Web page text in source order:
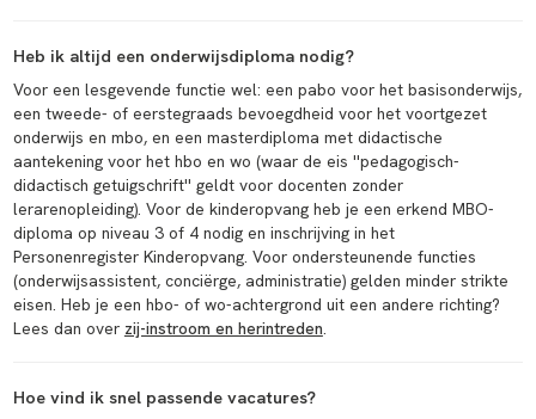
Heb ik altijd een onderwijsdiploma nodig?
Voor een lesgevende functie wel: een pabo voor het basisonderwijs,
een tweede- of eerstegraads bevoegdheid voor het voortgezet
onderwijs en mbo, en een masterdiploma met didactische
aantekening voor het hbo en wo (waar de eis ''pedagogisch-
didactisch getuigschrift'' geldt voor docenten zonder
lerarenopleiding). Voor de kinderopvang heb je een erkend MBO-
diploma op niveau 3 of 4 nodig en inschrijving in het
Personenregister Kinderopvang. Voor ondersteunende functies
(onderwijsassistent, conciërge, administratie) gelden minder strikte
eisen. Heb je een hbo- of wo-achtergrond uit een andere richting?
Lees dan over zij-instroom en herintreden.
Hoe vind ik snel passende vacatures?